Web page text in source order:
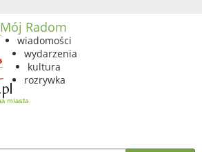
Mój Radom
wiadomości
wydarzenia
kultura
rozrywka